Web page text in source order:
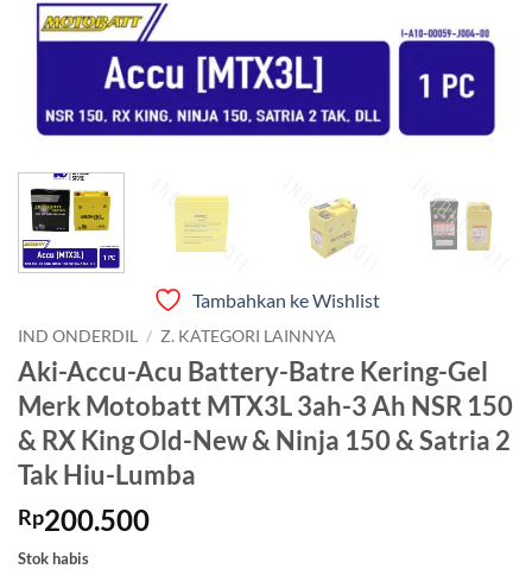
Tambahkan ke Wishlist
IND ONDERDIL / Z. KATEGORI LAINNYA
Aki-Accu-Acu Battery-Batre Kering-Gel
Merk Motobatt MTX3L 3ah-3 Ah NSR 150
& RX King Old-New & Ninja 150 & Satria 2
Tak Hiu-Lumba
Rp200.500
Stok habis